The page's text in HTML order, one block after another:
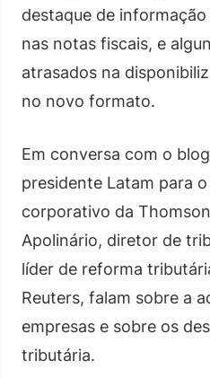
destaque de
nas notas fiscais, e
atrasados na
no novo formato.
Em conversa com o
presidente Latam para
corporativo da
Apolinário, diretor de
líder de reforma
Reuters, falam sobre a
empresas e sobre os
tributária.